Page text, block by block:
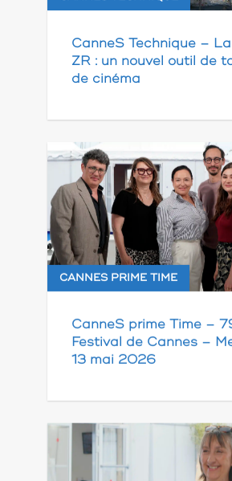
CanneS Technique –
ZR : un nouvel outil de
de cinéma
CANNES PRIME TIME
CanneS prime Time –
Festival de Cannes –
13 mai 2026